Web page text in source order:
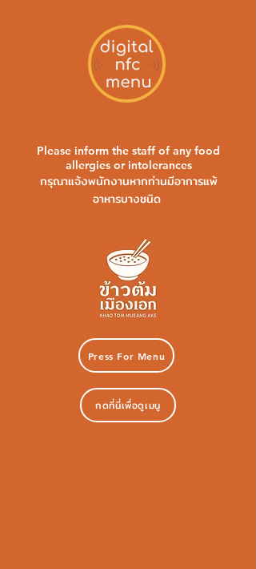
Please inform the staff of any food
allergies or intolerances
กรุณาแจ้งพนักงานหากท่านมีอาการแพ้
อาหารบางชนิด
Press For Menu
กดที่นี่เพื่อดูเมนู